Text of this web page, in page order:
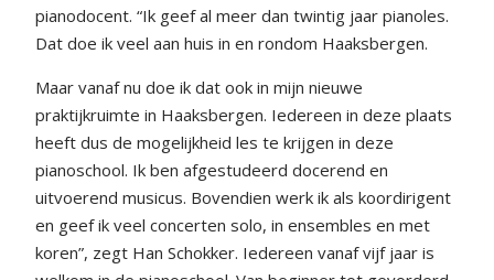
pianodocent. “Ik geef al meer dan twintig jaar pianoles.
Dat doe ik veel aan huis in en rondom Haaksbergen.
Maar vanaf nu doe ik dat ook in mijn nieuwe
praktijkruimte in Haaksbergen. Iedereen in deze plaats
heeft dus de mogelijkheid les te krijgen in deze
pianoschool. Ik ben afgestudeerd docerend en
uitvoerend musicus. Bovendien werk ik als koordirigent
en geef ik veel concerten solo, in ensembles en met
koren”, zegt Han Schokker. Iedereen vanaf vijf jaar is